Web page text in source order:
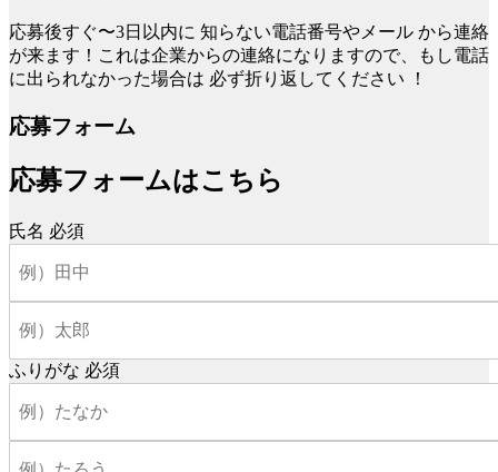
応募後すぐ〜3日以内に 知らない電話番号やメール から連絡
が来ます！これは企業からの連絡になりますので、もし電話
に出られなかった場合は 必ず折り返してください ！
応募フォーム
応募フォームはこちら
氏名 必須
ふりがな 必須